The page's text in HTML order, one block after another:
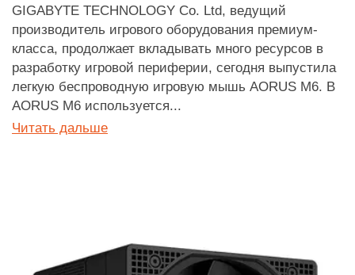
GIGABYTE TECHNOLOGY Co. Ltd, ведущий
производитель игрового оборудования премиум-
класса, продолжает вкладывать много ресурсов в
разработку игровой периферии, сегодня выпустила
легкую беспроводную игровую мышь AORUS M6. В
AORUS M6 используется...
Читать дальше